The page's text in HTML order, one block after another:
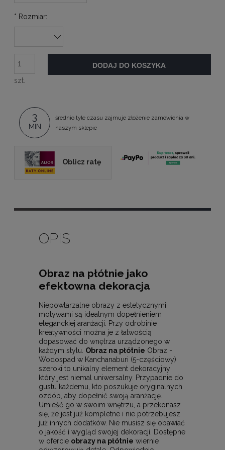
* Rozmiar:
szt.
DODAJ DO KOSZYKA
3
MIN
średnio tyle czasu zajmuje złożenie zamówienia w
naszym sklepie
Oblicz ratę
OPIS
Obraz na płótnie jako
efektowna dekoracja
Niepowtarzalne obrazy z estetycznymi
motywami są idealnym dopełnieniem
eleganckiej aranżacji. Przy odrobinie
kreatywności można je z łatwością
dopasować do wnętrza urządzonego w
każdym stylu. Obraz na płótnie Obraz -
Wodospad w Kanchanaburi (5-częściowy)
szeroki to unikalny element dekoracyjny
który jest niemal uniwersalny. Przypadnie do
gustu każdemu, kto poszukuje oryginalnych
ozdób, aby dopełnić swoją aranżację.
Umieść go w swoim wnętrzu, a przekonasz
się, że jest już kompletne i nie potrzebujesz
już innych dodatków. Nie musisz się obawiać
o jakość i wygląd swojej dekoracji. Dostępne
w ofercie obrazy na płótnie wiernie